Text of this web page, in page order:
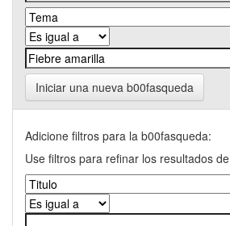
Iniciar una nueva b00fasqueda
Adicione filtros para la b00fasqueda:
Use filtros para refinar los resultados